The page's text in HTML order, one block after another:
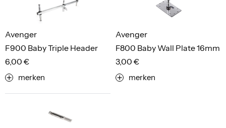
F900 Baby Triple Header
Avenger
6,00 €
merken
F800 Baby Wall Plate 16mm
Avenger
3,00 €
merken